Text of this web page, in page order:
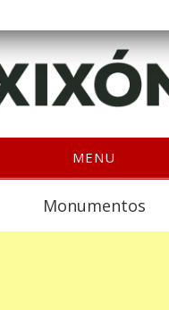
MENU
Monumentos